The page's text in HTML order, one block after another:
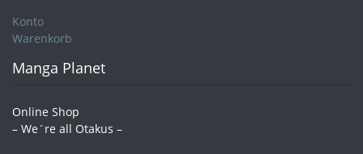
Konto
Warenkorb
Manga Planet
Online Shop
– We´re all Otakus –